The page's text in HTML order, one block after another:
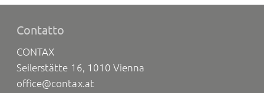
Contatto
CONTAX
Seilerstätte 16, 1010 Vienna
office@contax.at